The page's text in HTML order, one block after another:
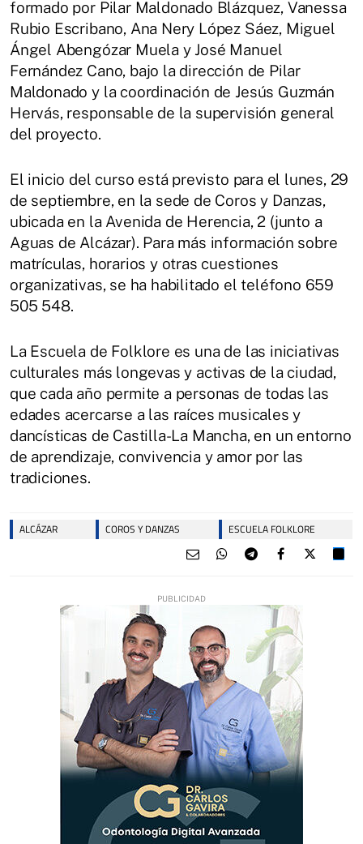
formado por Pilar Maldonado Blázquez, Vanessa
Rubio Escribano, Ana Nery López Sáez, Miguel
Ángel Abengózar Muela y José Manuel
Fernández Cano, bajo la dirección de Pilar
Maldonado y la coordinación de Jesús Guzmán
Hervás, responsable de la supervisión general
del proyecto.
El inicio del curso está previsto para el lunes, 29
de septiembre, en la sede de Coros y Danzas,
ubicada en la Avenida de Herencia, 2 (junto a
Aguas de Alcázar). Para más información sobre
matrículas, horarios y otras cuestiones
organizativas, se ha habilitado el teléfono 659
505 548.
La Escuela de Folklore es una de las iniciativas
culturales más longevas y activas de la ciudad,
que cada año permite a personas de todas las
edades acercarse a las raíces musicales y
dancísticas de Castilla-La Mancha, en un entorno
de aprendizaje, convivencia y amor por las
tradiciones.
ALCÁZAR COROS Y DANZAS ESCUELA FOLKLORE